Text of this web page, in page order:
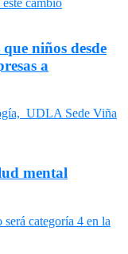
niños desde
a
mental